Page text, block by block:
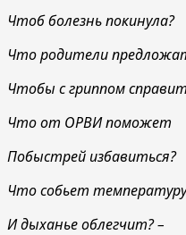
Чтоб болезнь покинула?
Что родители
Чтобы с гриппом
Что от ОРВИ поможет
Побыстрей избавиться?
Что собьет температуру
И дыханье облегчит?–